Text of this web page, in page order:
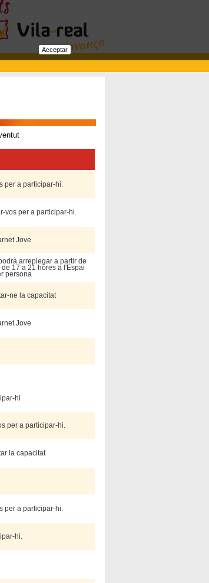
per a participar-hi.
vos per a participar-hi.
Jove
arreplegar a partir de
17 a 21 hores a l'Espai
persona
ne la capacitat
Jove
hi
per a participar-hi.
la capacitat
per a participar-hi.
hi.
Acceptar